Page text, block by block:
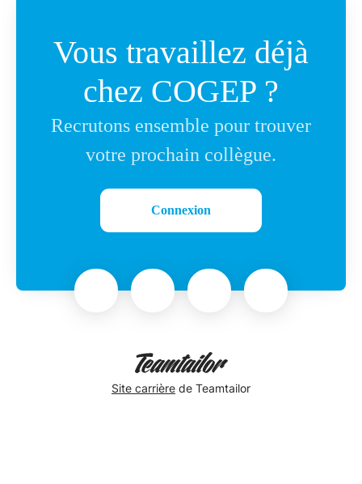
Vous travaillez déjà
chez COGEP ?
Recrutons ensemble pour trouver
votre prochain collègue.
Connexion
Site carrière de Teamtailor